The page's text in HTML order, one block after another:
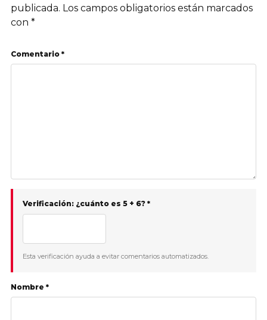
publicada. Los campos obligatorios están marcados
con *
Comentario *
Verificación: ¿cuánto es 5 + 6? *
Esta verificación ayuda a evitar comentarios automatizados.
Nombre *